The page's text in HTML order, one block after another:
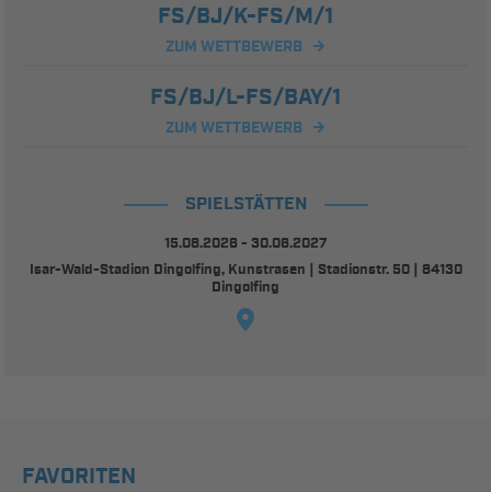
FS/BJ/K-FS/M/1
ZUM WETTBEWERB
FS/BJ/L-FS/BAY/1
ZUM WETTBEWERB
SPIELSTÄTTEN
15.08.2026 - 30.06.2027
Isar-Wald-Stadion Dingolfing, Kunstrasen | Stadionstr. 50 | 84130
Dingolfing
FAVORITEN